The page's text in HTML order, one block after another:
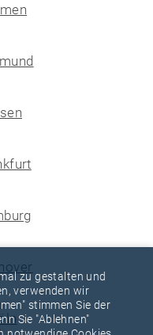
zu gestalten und
verwenden wir
stimmen Sie der
Sie "Ablehnen"